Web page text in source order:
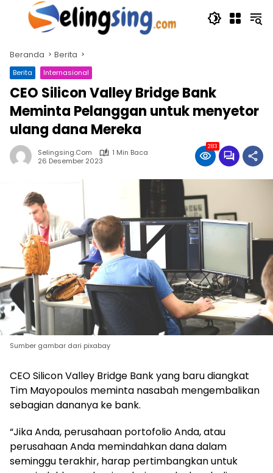
Langsung
Beranda Berita
Berita Internasional
CEO Silicon Valley Bridge Bank
Meminta Pelanggan untuk menyetor
ulang dana Mereka
Selingsing.com
1 Min Baca
26 Desember 2023
283
Sumber gambar dari pixabay
CEO Silicon Valley Bridge Bank yang baru diangkat
Tim Mayopoulos meminta nasabah mengembalikan
sebagian dananya ke bank.
“Jika Anda, perusahaan portofolio Anda, atau
perusahaan Anda memindahkan dana dalam
seminggu terakhir, harap pertimbangkan untuk